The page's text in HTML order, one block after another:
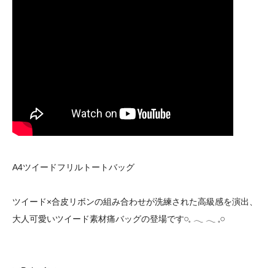
A4ツイードフリルトートバッグ
ツイード×合皮リボンの組み合わせが洗練された高級感を演出、
大人可愛いツイード素材痛バッグの登場です𓏸⁡𓈒 𓂃 𓂃 𓈒𓏸